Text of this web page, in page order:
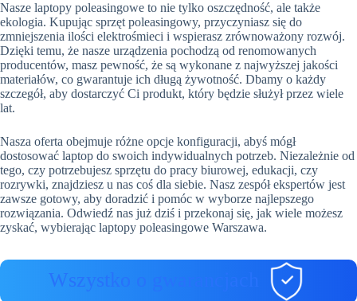
Nasze laptopy poleasingowe to nie tylko oszczędność, ale także
ekologia. Kupując sprzęt poleasingowy, przyczyniasz się do
zmniejszenia ilości elektrośmieci i wspierasz zrównoważony rozwój.
Dzięki temu, że nasze urządzenia pochodzą od renomowanych
producentów, masz pewność, że są wykonane z najwyższej jakości
materiałów, co gwarantuje ich długą żywotność. Dbamy o każdy
szczegół, aby dostarczyć Ci produkt, który będzie służył przez wiele
lat.
Nasza oferta obejmuje różne opcje konfiguracji, abyś mógł
dostosować laptop do swoich indywidualnych potrzeb. Niezależnie od
tego, czy potrzebujesz sprzętu do pracy biurowej, edukacji, czy
rozrywki, znajdziesz u nas coś dla siebie. Nasz zespół ekspertów jest
zawsze gotowy, aby doradzić i pomóc w wyborze najlepszego
rozwiązania. Odwiedź nas już dziś i przekonaj się, jak wiele możesz
zyskać, wybierając laptopy poleasingowe Warszawa.
Wszystko o gwarancjach